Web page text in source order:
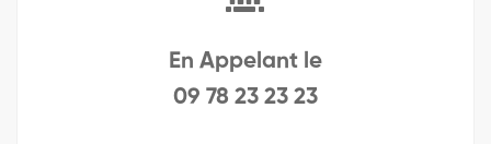
En Appelant le
09 78 23 23 23